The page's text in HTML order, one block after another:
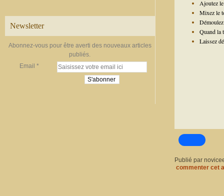
Newsletter
Abonnez-vous pour être averti des nouveaux articles
publiés.
Email
Ajoutez
Mixez le
Quand la
Laissez
Publié par
commenter cet